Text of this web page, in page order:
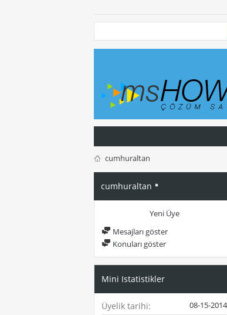
cumhuraltan
cumhuraltan
Yeni Üye
Mesajları göster
Konuları göster
Mini Istatistikler
Üyelik tarihi 08-15-2014